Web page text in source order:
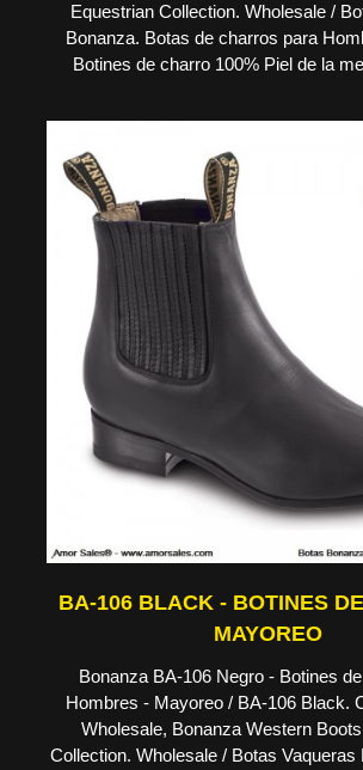
Equestrian Collection. Wholesale /
Bonanza. Botas de charros para
Botines de charro 100% Piel de la
BA-106 BLACK - BOTINES
MAYOREO
Bonanza BA-106 Negro - Botines
Hombres - Mayoreo / BA-106 Black.
Wholesale, Bonanza Western
Collection. Wholesale / Botas Vaqueras